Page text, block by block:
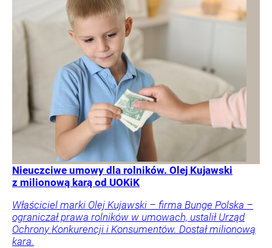
Nieuczciwe umowy dla rolników. Olej Kujawski
z milionową karą od UOKiK
Właściciel marki Olej Kujawski – firma Bunge Polska –
ograniczał prawa rolników w umowach, ustalił Urząd
Ochrony Konkurencji i Konsumentów. Dostał milionową
kara.